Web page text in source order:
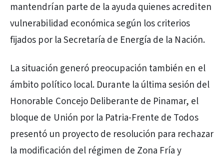
mantendrían parte de la ayuda quienes acrediten
vulnerabilidad económica según los criterios
fijados por la Secretaría de Energía de la Nación.
La situación generó preocupación también en el
ámbito político local. Durante la última sesión del
Honorable Concejo Deliberante de Pinamar, el
bloque de Unión por la Patria-Frente de Todos
presentó un proyecto de resolución para rechazar
la modificación del régimen de Zona Fría y